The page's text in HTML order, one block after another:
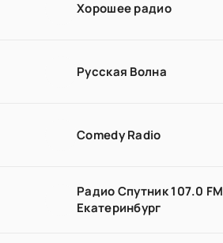
Хорошее радио
Русская Волна
Comedy Radio
Радио Спутник 107.0 FM
Екатеринбург